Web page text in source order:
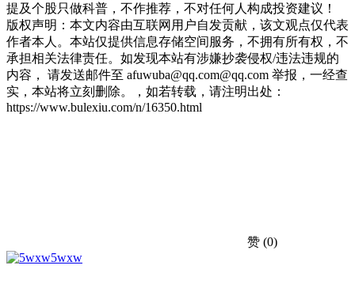
提及个股只做科普，不作推荐，不对任何人构成投资建议！
版权声明：本文内容由互联网用户自发贡献，该文观点仅代表
作者本人。本站仅提供信息存储空间服务，不拥有所有权，不
承担相关法律责任。如发现本站有涉嫌抄袭侵权/违法违规的
内容， 请发送邮件至 afuwuba@qq.com@qq.com 举报，一经查
实，本站将立刻删除。，如若转载，请注明出处：
https://www.bulexiu.com/n/16350.html
赞 (0)
5wxw